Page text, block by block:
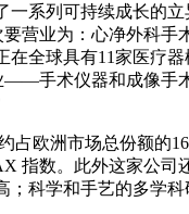
系列可持续成长的
营业为：心净外科手
全球具有11家医疗
手术仪器和成像手
欧洲市场总份额的
数。此外这家公司
科学和手艺的多学科